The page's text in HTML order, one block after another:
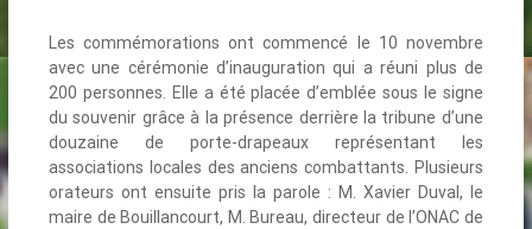
Les commémorations ont commencé le 10 novembre
avec une cérémonie d’inauguration qui a réuni plus de
200 personnes. Elle a été placée d’emblée sous le signe
du souvenir grâce à la présence derrière la tribune d’une
douzaine de porte-drapeaux représentant les
associations locales des anciens combattants. Plusieurs
orateurs ont ensuite pris la parole : M. Xavier Duval, le
maire de Bouillancourt, M. Bureau, directeur de l’ONAC de